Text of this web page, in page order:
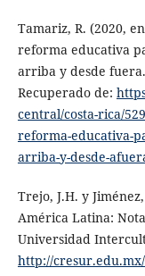
Tamariz, R. (2020,
reforma educativa
arriba y desde
Recuperado de:
central/costa-rica/
reforma-educativa-
arriba-y-desde-
Trejo, J.H. y
América Latina:
Universidad
http://